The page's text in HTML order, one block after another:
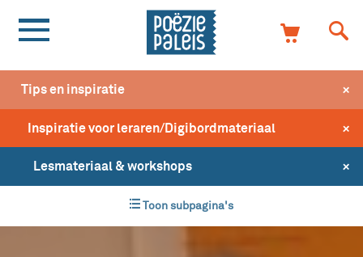
Tips en inspiratie +
Inspiratie voor leraren/Digibordmateriaal +
Lesmateriaal & workshops +
Toon subpagina's